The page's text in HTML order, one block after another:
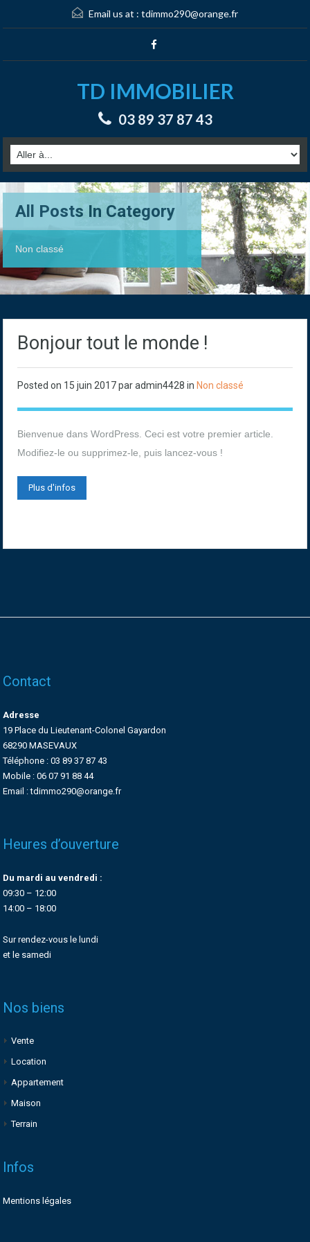
Email us at : tdimmo290@orange.fr
TD IMMOBILIER
03 89 37 87 43
All Posts In Category
Non classé
Bonjour tout le monde !
Posted on 15 juin 2017paradmin4428 in Non classé
Bienvenue dans WordPress. Ceci est votre premier article.
Modifiez-le ou supprimez-le, puis lancez-vous !
Plus d'infos
Contact
Adresse
19 Place du Lieutenant-Colonel Gayardon
68290 MASEVAUX
Téléphone : 03 89 37 87 43
Mobile : 06 07 91 88 44
Email : tdimmo290@orange.fr
Heures d’ouverture
Du mardi au vendredi :
09:30 – 12:00
14:00 – 18:00
Sur rendez-vous le lundi
et le samedi
Nos biens
Vente
Location
Appartement
Maison
Terrain
Infos
Mentions légales